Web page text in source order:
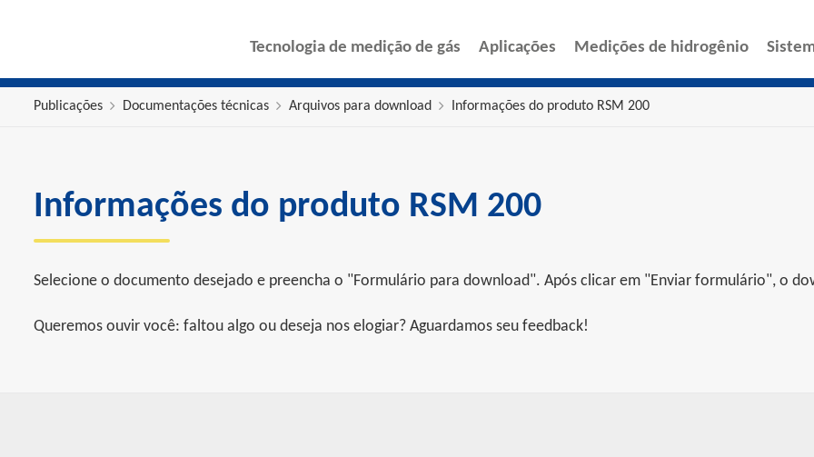
Tecnologia de medição de gás Aplicações Medições de hidrogênio
Publicações Documentações técnicas Arquivos para download Informações do produto RSM 200
Informações do produto RSM 200
Selecione o documento desejado e preencha o "Formulário para download". Após clicar em "Enviar formulário", o
Queremos ouvir você: faltou algo ou deseja nos elogiar? Aguardamos seu feedback!